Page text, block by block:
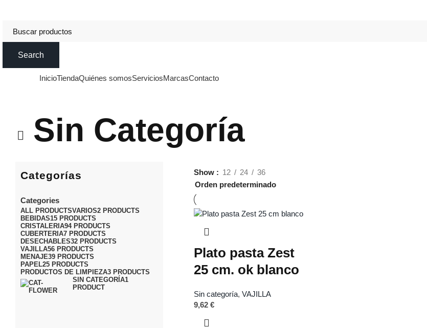
Search
InicioTiendaQuiénes somosServiciosMarcasContacto
Sin Categoría
Categorías
Categories
ALL PRODUCTSVARIOS2 PRODUCTS
BEBIDAS15 PRODUCTS
CRISTALERIA94 PRODUCTS
CUBERTERIA7 PRODUCTS
DESECHABLES32 PRODUCTS
VAJILLA56 PRODUCTS
MENAJE39 PRODUCTS
PAPEL25 PRODUCTS
PRODUCTOS DE LIMPIEZA3 PRODUCTS
SIN CATEGORÍA1
PRODUCT
Show 12 24 36
Plato pasta Zest
25 cm. ok blanco
Sin categoría, VAJILLA
9,62 €